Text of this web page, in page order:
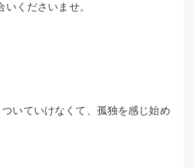
くださいませ。
ついていけなくて、孤独を感じ始め